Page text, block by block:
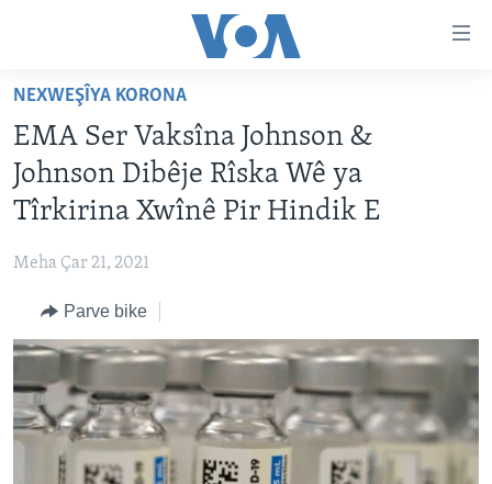
Yekser
naveroka
serekî
Yekser
here
Malpera
Yekser
here
Lêgerînê
NÛÇE
VÎDYO GALERÎ
RADYO
HEVPEYVÎN
HERÊMÊN KURDAN
TIRKÎYE
SÛRÎYE
ÎRAQ
ÎRAN
ROJHILATA NAVÎN
CÎHAN
NEXWEŞÎYA KORONA
EMA Ser Vaksîna Johnson &
Johnson Dibêje Rîska Wê ya
Tîrkirina Xwînê Pir Hindik E
Meha Çar 21, 2021
Parve bike